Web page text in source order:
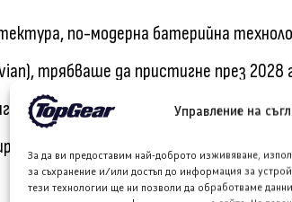
Управление на
За да ви предоставим най-доброто изживяване,
за съхранение и/или достъп до информация за
тези технологии ще ни позволи да обработваме
по-модерна батерийна
трябваше да пристигне през 2028
с вътрешно горене и